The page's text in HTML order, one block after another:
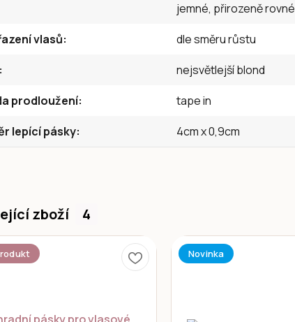
jemné, přirozeně rovné
vlasů
dle směru růstu
nejsvětlejší blond
prodloužení
tape in
lepící pásky
4cm x 0,9cm
zboží 4
Novinka